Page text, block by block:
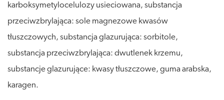
karboksymetylocelulozy usieciowana, substancja
przeciwzbrylająca: sole magnezowe kwasów
tłuszczowych, substancja glazurująca: sorbitole,
substancja przeciwzbrylająca: dwutlenek krzemu,
substancje glazurujące: kwasy tłuszczowe, guma arabska,
karagen.